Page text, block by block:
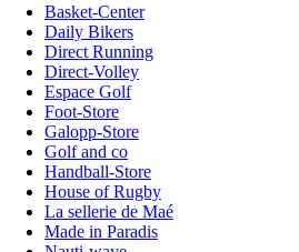
Basket-Center
Daily Bikers
Direct Running
Direct-Volley
Espace Golf
Foot-Store
Galopp-Store
Golf and co
Handball-Store
House of Rugby
La sellerie de Maé
Made in Paradis